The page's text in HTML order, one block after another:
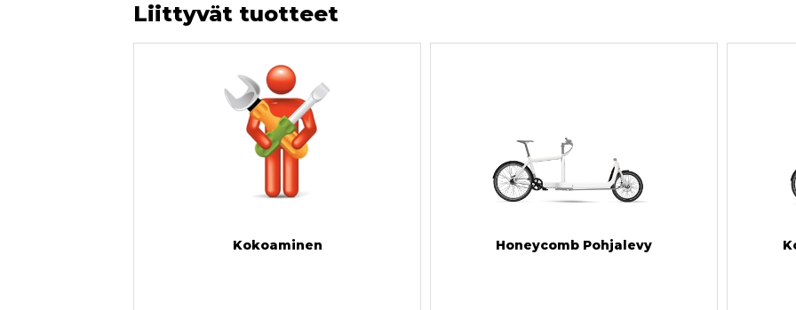
Liittyvät tuotteet
Kokoaminen Honeycomb Pohjalevy